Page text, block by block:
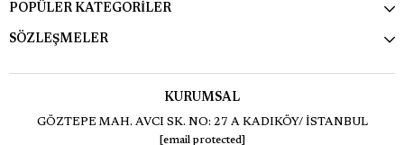
POPÜLER KATEGORİLER
SÖZLEŞMELER
KURUMSAL
GÖZTEPE MAH. AVCI SK. NO: 27 A KADIKÖY/ İSTANBUL
[email protected]